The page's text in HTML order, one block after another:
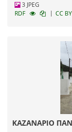
3 JPEG
RDF
| CC
ΚΑΖΑΝΑΡΙΟ